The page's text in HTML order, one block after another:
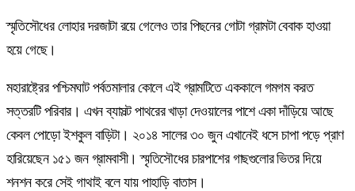
স্মৃতিসৌধের লোহার দরজাটা রয়ে গেলেও তার পিছনের গোটা গ্রামটা বেবাক হাওয়া
হয়ে গেছে।
মহারাষ্ট্রের পশ্চিমঘাট পর্বতমালার কোলে এই গ্রামটিতে এককালে গমগম করত
সত্তরটি পরিবার। এখন ব্যাসল্ট পাথরের খাড়া দেওয়ালের পাশে একা দাঁড়িয়ে আছে
কেবল পোড়ো ইশকুল বাড়িটা। ২০১৪ সালের ৩০ জুন এখানেই ধসে চাপা পড়ে প্রাণ
হারিয়েছেন ১৫১ জন গ্রামবাসী। স্মৃতিসৌধের চারপাশের গাছগুলোর ভিতর দিয়ে
শনশন করে সেই গাথাই বলে যায় পাহাড়ি বাতাস।